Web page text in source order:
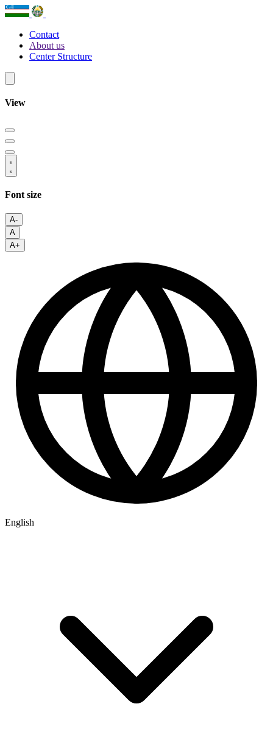
Contact
About us
Center Structure
View
Font size
A-
A
A+
English